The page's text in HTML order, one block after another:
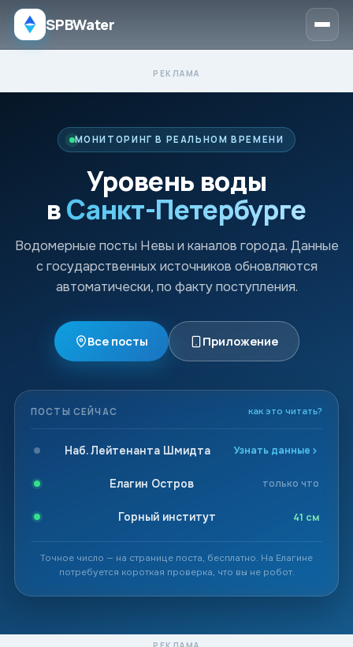
SPBWater
МОНИТОРИНГ В РЕАЛЬНОМ ВРЕМЕНИ
Уровень воды
вСанкт-Петербурге
Водомерные посты Невы и каналов города. Данные
с государственных источников обновляются
автоматически, по факту поступления.
Все посты Приложение
ПОСТЫ СЕЙЧАС как это читать?
Наб. Лейтенанта Шмидта Узнать данные
Елагин Остров только что
Горный институт 41 см
Точное число — на странице поста, бесплатно. На Елагине
потребуется короткая проверка, что вы не робот.